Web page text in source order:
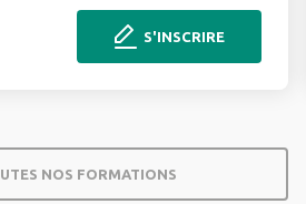
S'INSCRIRE
NOS FORMATIONS